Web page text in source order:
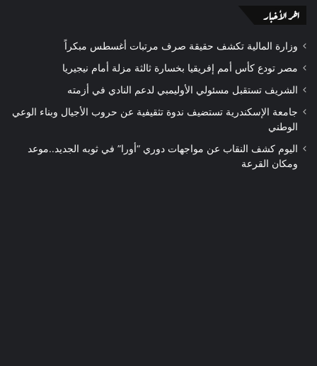
اخر الأخبار
وزارة المالية تكشف حقيقة صرف مرتبات أغسطس مبكراً
مصر تودع كأس أمم إفريقيا بخسارة ثالثة مزلة أمام نيجيريا
الشريف تستقبل مسئولي الأوليمبي لدعم النادي في أزمته
جامعة الإسكندرية تستضيف ندوة تثقيفية عن حروب الأجيال وبناء الوعي
الوطني
اليوم كشف النقاب عن مواجهات دوري “أورا” في ثوبه الجديد..موعد
ومكان القرعة